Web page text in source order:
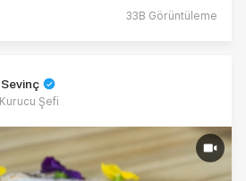
hem de yumuşacık dokusuyla
33B Görüntüleme
Şefi